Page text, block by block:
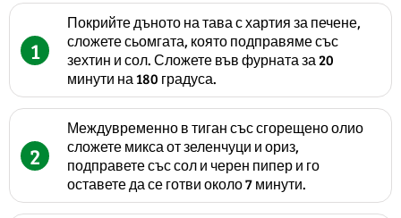
1
Покрийте дъното на тава с хартия за печене,
сложете сьомгата, която подправяме със
зехтин и сол. Сложете във фурната за 20
минути на 180 градуса.
2
Междувременно в тиган със сгорещено олио
сложете микса от зеленчуци и ориз,
подправете със сол и черен пипер и го
оставете да се готви около 7 минути.